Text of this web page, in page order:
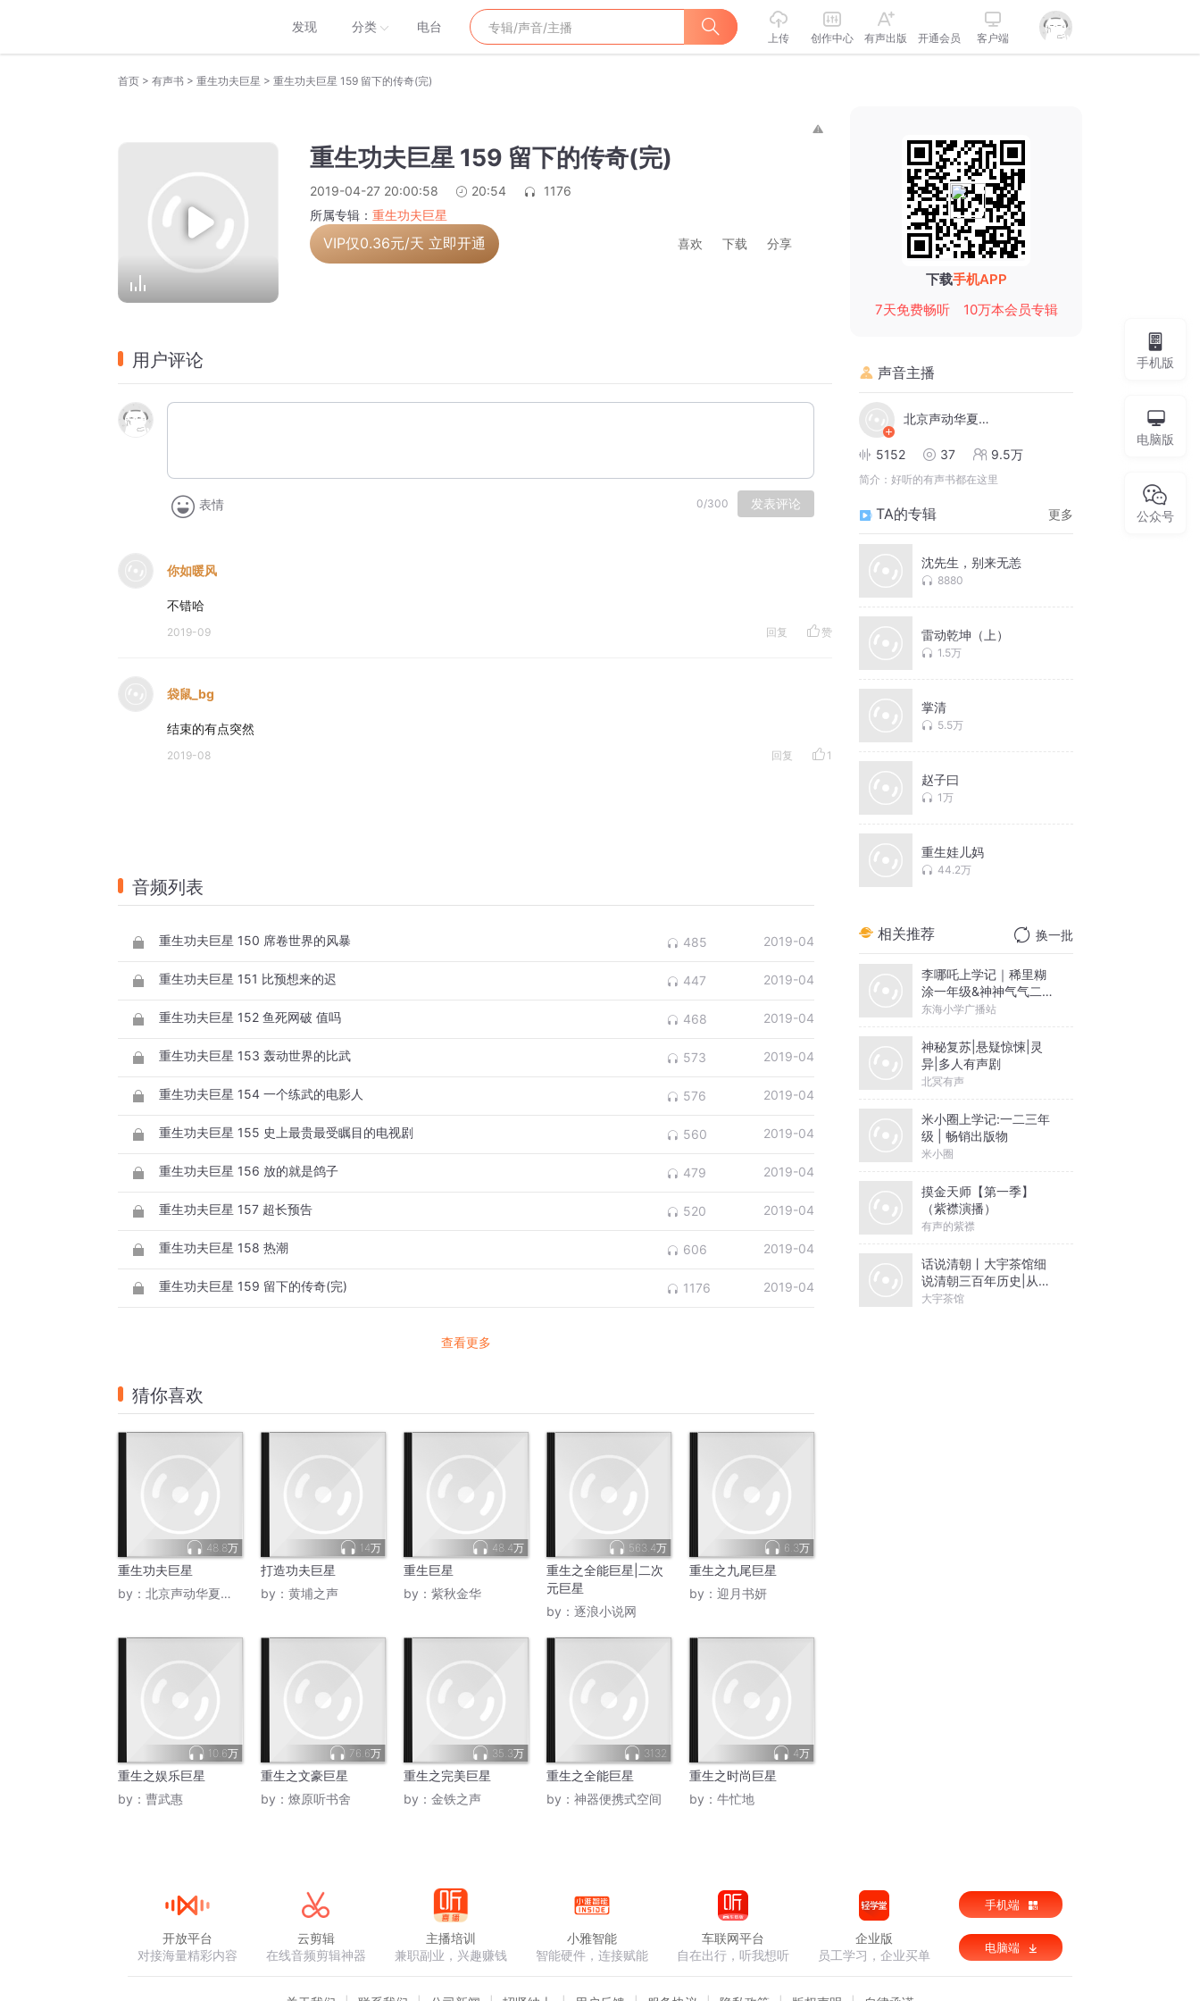
发现 分类 电台
上传 创作中心 有声出版 开通会员 客户端
首页 > 有声书 > 重生功夫巨星 > 重生功夫巨星 159 留下的传奇(完)
重生功夫巨星 159 留下的传奇(完)
2019-04-27 20:00:58 20:54
1176
所属专辑： 重生功夫巨星
VIP仅0.36元/天 立即开通 喜欢 下载 分享
用户评论
表情 0/300 发表评论
你如暖风
不错哈
2019-09 回复 赞
袋鼠_bg
结束的有点突然
2019-08 回复 1
音频列表
重生功夫巨星 150 席卷世界的风暴 485 2019-04
重生功夫巨星 151 比预想来的迟 447 2019-04
重生功夫巨星 152 鱼死网破 值吗 468 2019-04
重生功夫巨星 153 轰动世界的比武 573 2019-04
重生功夫巨星 154 一个练武的电影人 576 2019-04
重生功夫巨星 155 史上最贵最受瞩目的电视剧 560 2019-04
重生功夫巨星 156 放的就是鸽子 479 2019-04
重生功夫巨星 157 超长预告 520 2019-04
重生功夫巨星 158 热潮 606 2019-04
重生功夫巨星 159 留下的传奇(完) 1176 2019-04
查看更多
猜你喜欢
48.8万
重生功夫巨星
by： 北京声动华夏文化传媒
14万
打造功夫巨星
by： 黄埔之声
48.4万
重生巨星
by： 紫秋金华
563.4万
重生之全能巨星|二次
元巨星
by： 逐浪小说网
6.3万
重生之九尾巨星
by： 迎月书妍
10.6万
重生之娱乐巨星
by： 曹武惠
76.6万
重生之文豪巨星
by： 燎原听书舍
35.3万
重生之完美巨星
by： 金铁之声
3132
重生之全能巨星
by： 神器便携式空间
4万
重生之时尚巨星
by： 牛忙地
下载手机APP
7天免费畅听
10万本会员专辑
声音主播
北京声动华夏文化传媒
5152 37 9.5万
简介： 好听的有声书都在这里
TA的专辑 更多
沈先生，别来无恙
8880
雷动乾坤（上）
1.5万
掌清
5.5万
赵子曰
1万
重生娃儿妈
44.2万
相关推荐 换一批
李哪吒上学记｜稀里糊
涂一年级&神神气气二年
级
东海小学广播站
神秘复苏|悬疑惊悚|灵
异|多人有声剧
北冥有声
米小圈上学记:一二三年
级 | 畅销出版物
米小圈
摸金天师【第一季】
（紫襟演播）
有声的紫襟
话说清朝丨大宇茶馆细
说清朝三百年历史|从努
尔哈赤到末代皇帝溥仪|
大宇茶馆
手机版
电脑版
公众号
开放平台
对接海量精彩内容
云剪辑
在线音频剪辑神器
主播培训
兼职副业，兴趣赚钱
小雅智能
智能硬件，连接赋能
车联网平台
自在出行，听我想听
企业版
员工学习，企业买单
手机端
电脑端